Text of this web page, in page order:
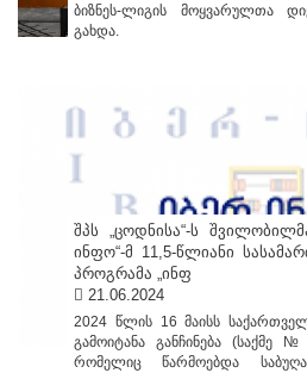
ბიზნეს-ლიგის მოყვარულთა
გახდა.
შპს „ცოდნისა“-ს
ინფო“-მ 11,5-წლიანი
პროგრამა „ინფ
21.06.2024
2024 წლის 16 მაისს
გამოიტანა განჩინება (საქმე
რომელიც წარმოებდა